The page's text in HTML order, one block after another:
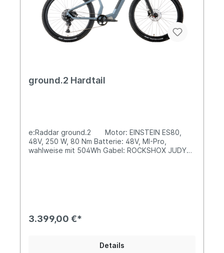
ground.2 Hardtail
e:Raddar ground.2 Motor: EINSTEIN ES80,
48V, 250 W, 80 Nm Batterie: 48V, MI-Pro,
wahlweise mit 504Wh Gabel: ROCKSHOX JUDY
3.399,00 €*
Details